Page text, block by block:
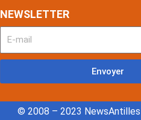
NEWSLETTER
Envoyer
© 2008 – 2023